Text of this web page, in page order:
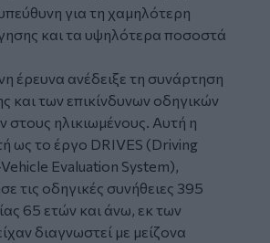
για τη χαμηλότερη
και τα υψηλότερα ποσοστά
έρευνα ανέδειξε τη συνάρτηση
και των επικίνδυνων οδηγικών
στους ηλικιωμένους. Αυτή η
ως το έργο DRIVES (Driving
Evaluation System),
τις οδηγικές συνήθειες 395
65 ετών και άνω, εκ των
διαγνωστεί με μείζονα